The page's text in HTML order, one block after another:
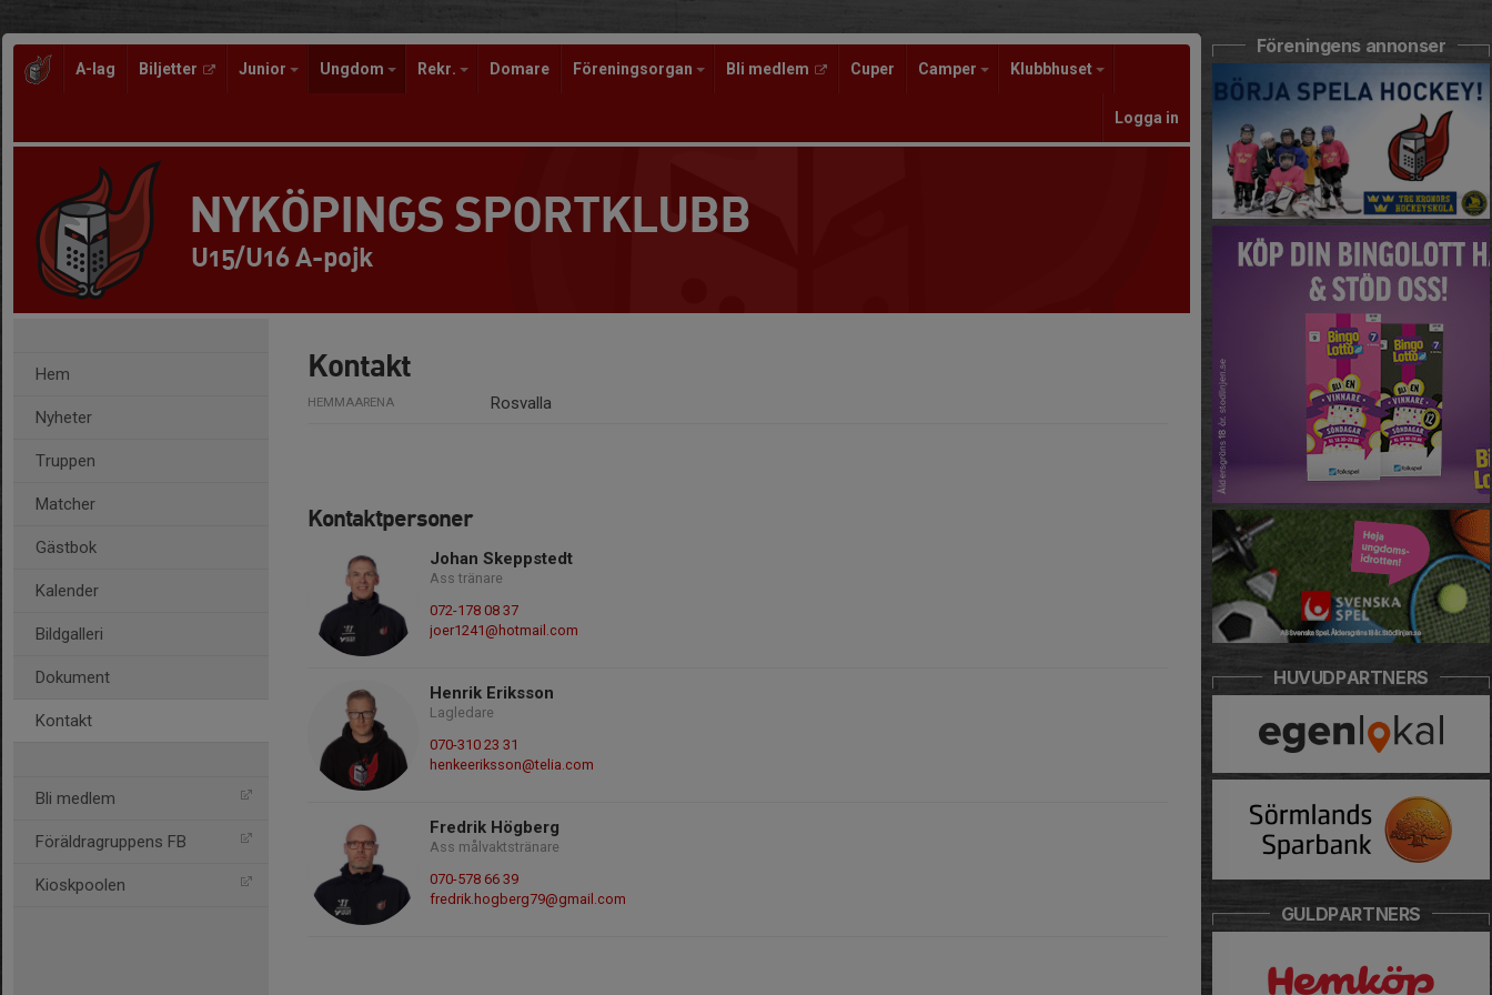
A-lag Biljetter Junior Ungdom Rekr. Domare Föreningsorgan Bli medlem Cuper Camper Klubbhuset
Logga in
NYKÖPINGS SPORTKLUBB
U15/U16 A-pojk
Hem
Nyheter
Truppen
Matcher
Gästbok
Kalender
Bildgalleri
Dokument
Kontakt
Bli medlem
Föräldragruppens FB
Kioskpoolen
Kontakt
HEMMAARENA Rosvalla
Kontaktpersoner
Johan Skeppstedt
Ass tränare
072-178 08 37
joer1241@hotmail.com
Henrik Eriksson
Lagledare
070-310 23 31
henkeeriksson@telia.com
Fredrik Högberg
Ass målvaktstränare
070-578 66 39
fredrik.hogberg79@gmail.com
Föreningens annonser
HUVUDPARTNERS
GULDPARTNERS